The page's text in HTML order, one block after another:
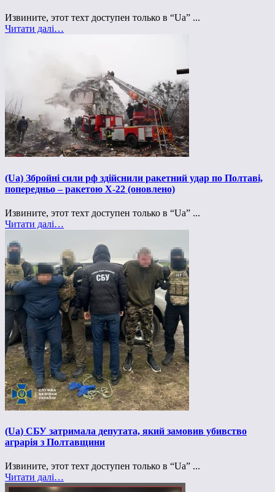
Извините, этот техт доступен только в “Ua” ...
Читати далі…
(Ua) Збройні сили рф здійснили ракетний удар по Полтаві,
попередньо – ракетою Х-22 (оновлено)
Извините, этот техт доступен только в “Ua” ...
Читати далі…
(Ua) СБУ затримала депутата, який замовив убивство
аграрія з Полтавщини
Извините, этот техт доступен только в “Ua” ...
Читати далі…